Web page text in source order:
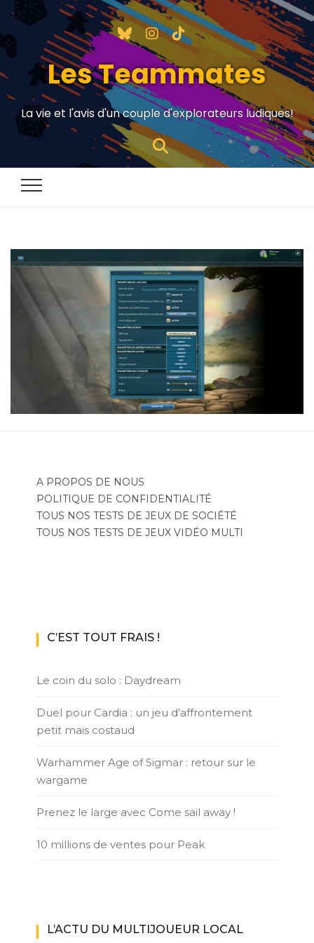
Les Teammates
La vie et l'avis d'un couple d'explorateurs ludiques!
A PROPOS DE NOUS
POLITIQUE DE CONFIDENTIALITÉ
TOUS NOS TESTS DE JEUX DE SOCIÉTÉ
TOUS NOS TESTS DE JEUX VIDÉO MULTI
C’EST TOUT FRAIS !
Le coin du solo : Daydream
Duel pour Cardia : un jeu d’affrontement
petit mais costaud
Warhammer Age of Sigmar : retour sur le
wargame
Prenez le large avec Come sail away !
10 millions de ventes pour Peak
L’ACTU DU MULTIJOUEUR LOCAL